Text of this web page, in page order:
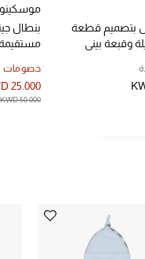
بتصميم قطعة
وقبعة بيني
موسكينو
بنطال
خصومات
25.000
KWD 50.000